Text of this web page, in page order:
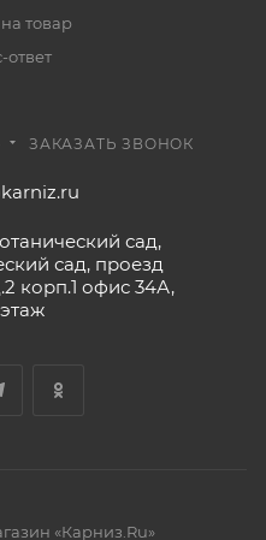
товар
ответ
ЗАКАЗАТЬ ЗВОНОК
сад,
сад, проезд
корп.1 офис 34А,
«Карниз.Ru»